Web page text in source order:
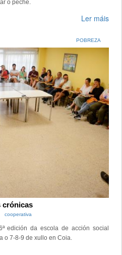
o peche.
Ler máis
POBREZA
crónicas
cooperativa
edición da escola de acción social
o 7-8-9 de xullo en Coia.